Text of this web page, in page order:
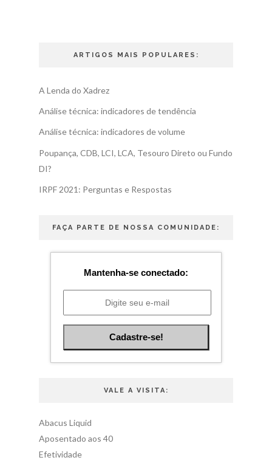
ARTIGOS MAIS POPULARES:
A Lenda do Xadrez
Análise técnica: indicadores de tendência
Análise técnica: indicadores de volume
Poupança, CDB, LCI, LCA, Tesouro Direto ou Fundo
DI?
IRPF 2021: Perguntas e Respostas
FAÇA PARTE DE NOSSA COMUNIDADE:
Mantenha-se conectado:
VALE A VISITA:
Abacus Liquid
Aposentado aos 40
Efetividade